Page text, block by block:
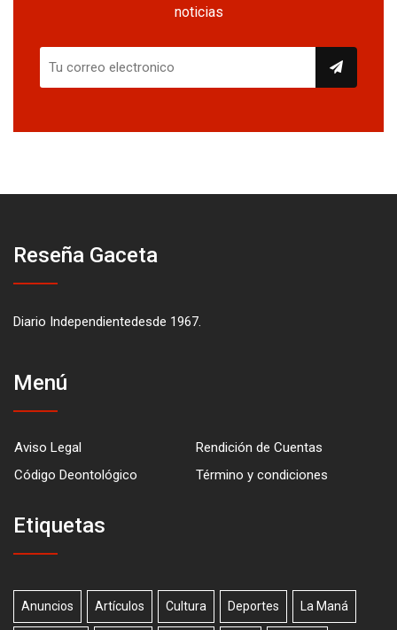
noticias
Reseña Gaceta
Diario Independientedesde 1967.
Menú
Aviso Legal
Rendición de Cuentas
Código Deontológico
Término y condiciones
Etiquetas
Anuncios Artículos Cultura Deportes La Maná